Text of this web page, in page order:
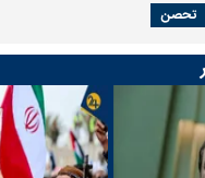
تحصن